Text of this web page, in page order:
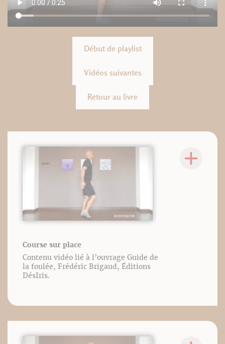
Début de playlist
Vidéos suivantes
Retour au livre
Course sur place
Contenu vidéo lié à l’ouvrage Guide de
la foulée, Frédéric Brigaud, Éditions
DésIris.